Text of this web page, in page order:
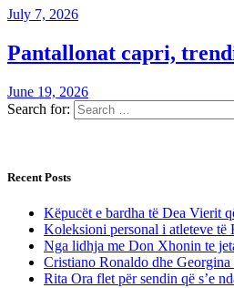
July 7, 2026
Pantallonat capri,
June 19, 2026
Search for:
Recent Posts
Këpucët e bardha të Dea Vierit
Koleksioni personal i atleteve të
Nga lidhja me Don Xhonin te
Cristiano Ronaldo dhe Georgina
Rita Ora flet për sendin që s’e